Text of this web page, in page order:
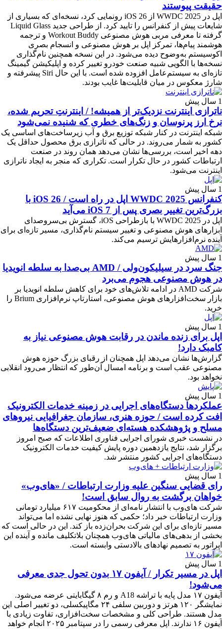
حقیقت پیوستند
اپل در WWDC 2025 از iOS 26 رونمایی کرد، نسخه‌ای که بسیاری از
شایعات پیش از کنفرانس را تایید کرد. از طراحی جدید Liquid Glass
گرفته تا معرفی مربی هوش مصنوعی Workout Buddy و ترجمه
هوشمند پیام‌ها، تمرکز اپل بر هوش مصنوعی و انسجام بصری
اکوسیستم به‌وضوح دیده می‌شود. در این نسخه همچنین نام‌گذاری
نسخه‌ها با الگویی شبیه صنعت خودرو تغییر کرده و اپلیکیشن گیمینگ
تازه‌ای به سیستم‌عامل افزوده شده است. با این حال Siri پیشرفته و
شارژ معکوس در میان قابلیت‌ها غایب بودند.
1 سال پیش
ناترازی اینترنت نزدیک‌تر از همیشه! / اینترنتِ تحریم شده،
نرخ ارز پرنوسان و زنگ‌‌های خطری که شنیده نمی‌شود
شبکه اینترنت در کنار شبکه توزیع برق و آب زیرساخت‌های اساسی یک
کشور به شمار می‌روند. در حالی که ناترازی برق محصول حداقل یک
دهه اخیر است، بررسی‌ها نشان می‌دهد همان روند در صنعت
ارتباطات کشور در حال تکرار است. تکراری که منجر به ایجاد ناترازی
اینترنت می‌شود.
1 سال پیش
کنفرانس WWDC 2025 اپل در راه است / iOS 26 با
بزرگ‌ترین تغییر بصری پس از iOS 7 می‌آید
اپل در WWDC 2025 با بازطراحی iOS، گسترش بی‌سروصدای
ابزارهای هوش مصنوعی و تغییر سیستم نام‌گذاری، مسیر تازه‌ای برای
آینده نرم‌افزارهایش ترسیم می‌کند.
1 سال پیش
جنگ سرد در سیلیکون‌ولی / AMD بی‌صدا به سلطه انویدیا
در هوش مصنوعی هجوم می‌برد
شرکت AMD در ادامه تلاش‌های خود برای کاهش سلطه انویدیا بر
بازار سخت‌افزارهای هوش مصنوعی، استارتاپ نرم‌افزاری Brium را
خرید.
1 سال پیش
اپل برای زنده ماندن در رقابت هوش مصنوعی نیاز به
کامبک دارد!
گزارش‌ها نشان می‌دهد اپل همچنان از رقبای بزرگ حوزه هوش
مصنوعی عقب است و برنامه امسال آن‌طور که انتظار می‌رود انقلابی
نخواهد بود.
1 سال پیش
عملکردها دستگاه‌های اجرایی در زمینه خدمات الکترونیک
افت کرده‌ است / حوزه هنری، سازمان جغرافیایی نیروهای
مسلح و پژوهشکده هسته‌ای ضعیف‌ترین دستگاه‌ها
در نشست خبری شورای اجرایی فناوری اطلاعات که صبح امروز
برگزار شد، نتایج یازدهمین دوره پایش کیفیت خدمات الکترونیک
دستگاه‌های اجرایی کشور منتشر شد.
1 سال پیش
رای قضایی سنگین علیه وزارت ارتباطات / «های‌وب»
خواهان برگشت به روال سابق است!
شرکت های‌وب با انتشار نامه‌ای از محکومیت ۶۱۷ میلیارد تومانی
وزارت ارتباطات خبر داد؛ حکمی که هنوز نهایی نشده اما می‌تواند
مسیر تازه‌ای برای این شرکت بحران‌زده باز کند. این در حالی‌ است که
بخشی از بدهی‌های مالیاتی های‌وب همچنان بلاتکلیف مانده و آینده این
اپراتور به تصمیم نهادهای بالادستی وابسته است.
1 سال پیش
اپل در مسیر تکرار / آیفون ۱۷ بدون تحول جدی معرفی
می‌شود!
آیفون ۱۷ مدل پایه با تراشه A18 و رم ۸ گیگابایتی عرضه می‌شود.
نمایشگر ۱۲۰ هرتز و دوربین سلفی ۲۴ مگاپیکسلی، دو تغییر اصلی این
مدل هستند. طراحی کلی و مشخصات سخت‌افزاری، تفاوت زیادی با
آیفون ۱۶ ندارند. اپل معرفی رسمی را در سپتامبر ۲۰۲۵ انجام خواهد